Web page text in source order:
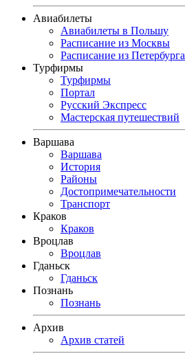
Авиабилеты
Авиабилеты в Польшу
Расписание из Москвы
Расписание из Петербурга
Турфирмы
Турфирмы
Портал
Русский Экспресс
Мастерская путешествий
Варшава
Варшава
История
Районы
Достопримечательности
Транспорт
Краков
Краков
Вроцлав
Вроцлав
Гданьск
Гданьск
Познань
Познань
Архив
Архив статей